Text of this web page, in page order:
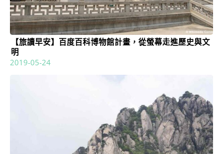
【旅讀早安】百度百科博物館計畫，從螢幕走進歷史與文
明
2019-05-24